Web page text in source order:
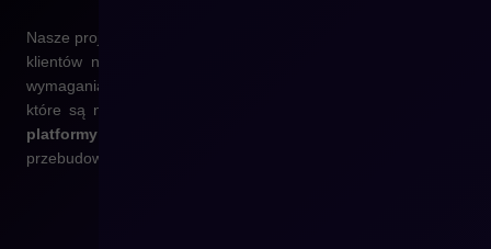
Nasze projekty są zawsze dostosowane do realnych oczekiwań
klientów na poszczególnych rynkach. Dbamy o zgodność z
wymaganiami technicznymi i prawnymi, tworząc rozwiązania,
które są nie tylko funkcjonalne, ale i bezpieczne.
platformy gotowe na dalszą ekspansję
przebudowy w przyszłości.